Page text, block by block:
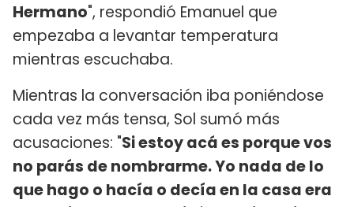
Hermano", respondió Emanuel que
empezaba a levantar temperatura
mientras escuchaba.
Mientras la conversación iba poniéndose
cada vez más tensa, Sol sumó más
acusaciones: "Si estoy acá es porque vos
no parás de nombrarme. Yo nada de lo
que hago o hacía o decía en la casa era